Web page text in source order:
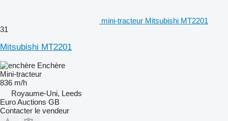
mini-tracteur Mitsubishi MT2201
31
Mitsubishi MT2201
Enchère
Mini-tracteur
836 m/h
Royaume-Uni, Leeds
Euro Auctions GB
Contacter le vendeur